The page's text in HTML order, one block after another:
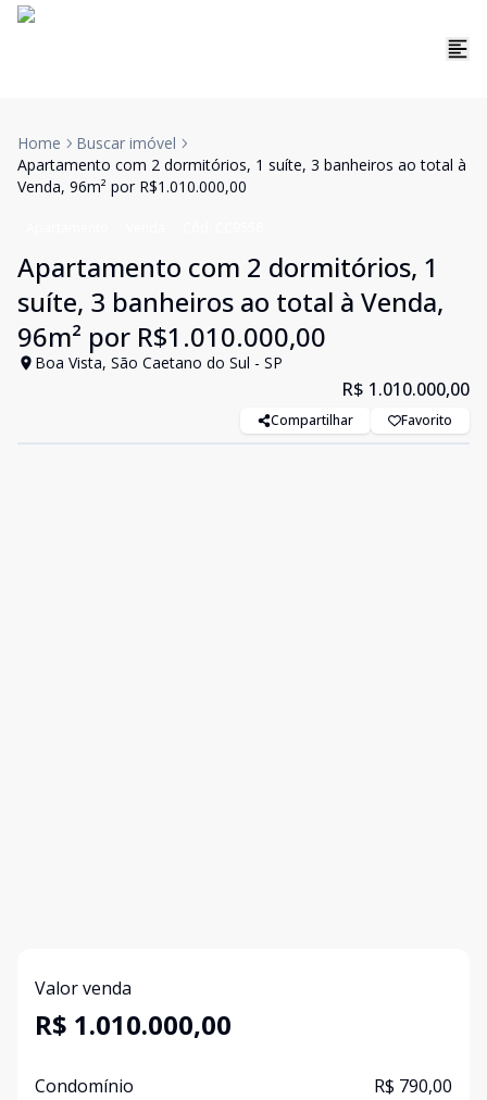
Home
Buscar imóvel
Apartamento com 2 dormitórios, 1 suíte, 3 banheiros ao total à
Venda, 96m² por R$1.010.000,00
Apartamento com 2 dormitórios, 1
suíte, 3 banheiros ao total à Venda,
96m² por R$1.010.000,00
Boa Vista, São Caetano do Sul - SP
R$ 1.010.000,00
Compartilhar Favorito
Valor venda
R$ 1.010.000,00
Condomínio R$ 790,00